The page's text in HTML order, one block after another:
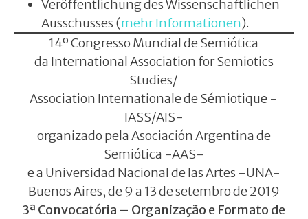
Veröffentlichung des Wissenschaftlichen
Ausschusses (mehr Informationen).
14º Congresso Mundial de Semiótica
da International Association for Semiotics
Studies/
Association Internationale de Sémiotique -
IASS/AIS-
organizado pela Asociación Argentina de
Semiótica -AAS-
e a Universidad Nacional de las Artes -UNA-
Buenos Aires, de 9 a 13 de setembro de 2019
3ª Convocatória – Organização e Formato de